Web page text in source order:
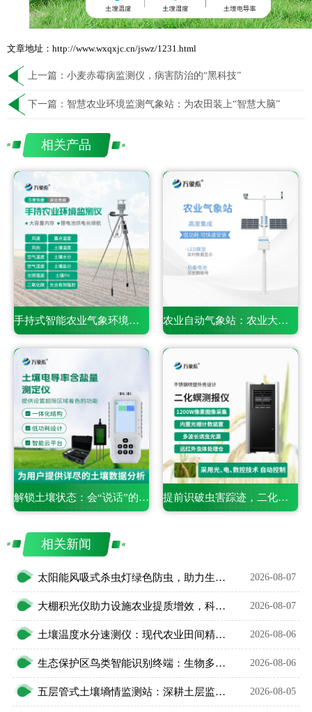
文章地址：http://www.wxqxjc.cn/jswz/1231.html
上一篇： 小麦赤霉病监测仪，病害防治的“黑科技”
下一篇： 智慧农业环境监测气象站：为农田装上“智慧大脑”
相关产品
手持式智能农业气象环境检测仪——一款携带方便的仪器 农业自动气象站：农业大田里的气象监测专员
解锁土壤状态：会“说话”的电导率含盐量测定仪 提前识破虫害踪迹，二化螟虫害监测系统的精准捕捉之道
相关新闻
太阳能风吸式杀虫灯绿色防虫，助力生态农业无公害种植 2026-08-07
大棚积光仪助力设施农业提质增效，科学把控作物光照环境 2026-08-07
土壤温度水分速测仪：现代农业田间精细化管护智能利器 2026-08-06
生态保护区鸟类智能识别终端：生物多样性保护智能监测设备 2026-08-06
五层管式土壤墒情监测站：深耕土层监测，看透土壤水情 2026-08-05